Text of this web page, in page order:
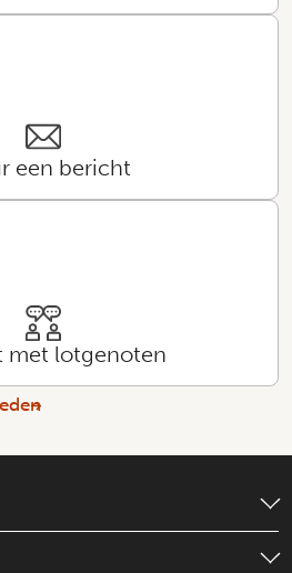
een bericht
met lotgenoten